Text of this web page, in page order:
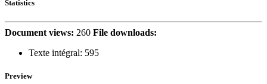
Statistics
Document views: 260 File downloads:
Texte intégral: 595
Preview